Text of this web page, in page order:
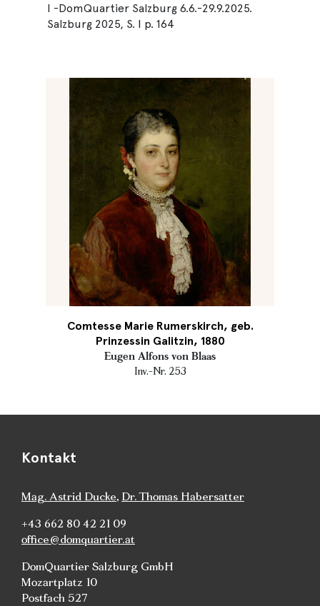
I -DomQuartier Salzburg 6.6.-29.9.2025.
Salzburg 2025, S. I p. 164
Comtesse Marie Rumerskirch, geb.
Prinzessin Galitzin, 1880
Eugen Alfons von Blaas
Inv.-Nr. 253
Kontakt
Mag. Astrid Ducke, Dr. Thomas Habersatter
+43 662 80 42 21 09
office@domquartier.at
DomQuartier Salzburg GmbH
Mozartplatz 10
Postfach 527